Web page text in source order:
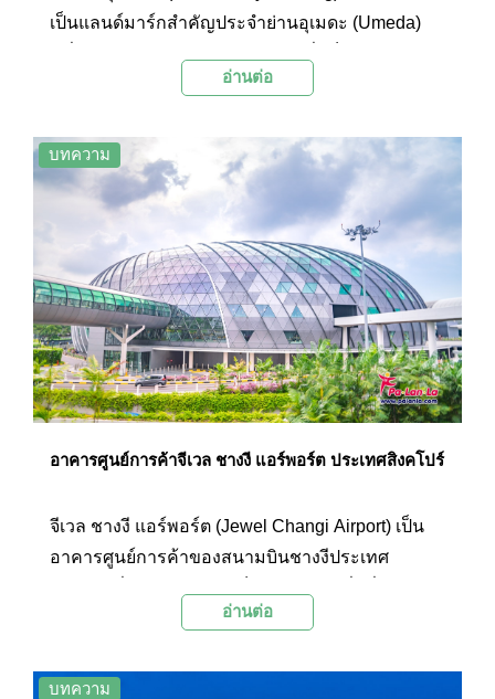
เป็นแลนด์มาร์กสำคัญประจำย่านอุเมดะ (Umeda)
ใหญ่มากมาย โดยอาคารแห่งนี้ถูกสร้างขึ้นเมื่อครั้ง
ชั้น รวมชั้นใต้ดินอีก 2 ชั้น และตัวตึกจะถูกแบ่งออก
เป็นตึกแฝดสองฝั่งคือ ตึกฝั่งตะวันออก (Tower East)
กับตึกฝั่งตะวันตก (Tower West) โดยจะมีสะพาน
เชื่อมระหว่างสองตึก รวมถึงมีลิฟต์ที่สามารถมอง
ทิวทัศน์ของเมืองได้แบบ 360 องศา รวมถึงไฮไลท์
สำคัญในชั้น 40 อย่างสวนลอยฟ้า (Kuchu Teien
Observatory) ที่สามารถมาใช้เวลาท่ามกลาง
ทัศนียภาพที่สวยงามของเมืองโอซาก้าได้แบบเต็มที่
เพราะมีสิ่งอำนวยความสะดวกต่างๆ ที่ทางอาคาร
เตรียมไว้รองรับเต็มที่
อ่านต่อ
บทความ
อาคารศูนย์การค้าจีเวล ชางงี แอร์พอร์ต ประเทศสิงคโปร์
จีเวล ชางงี แอร์พอร์ต (Jewel Changi Airport) เป็น
อาคารศูนย์การค้าของสนามบินชางงีประเทศ
โลก” ติดต่อกัน 7 ปี มีลักษณะเป็นอาคารรูปโดมโดด
น้ำตกในร่มที่สูงที่สุดในโลกอย่าง The HSBC Rain
อ่านต่อ
บทความ